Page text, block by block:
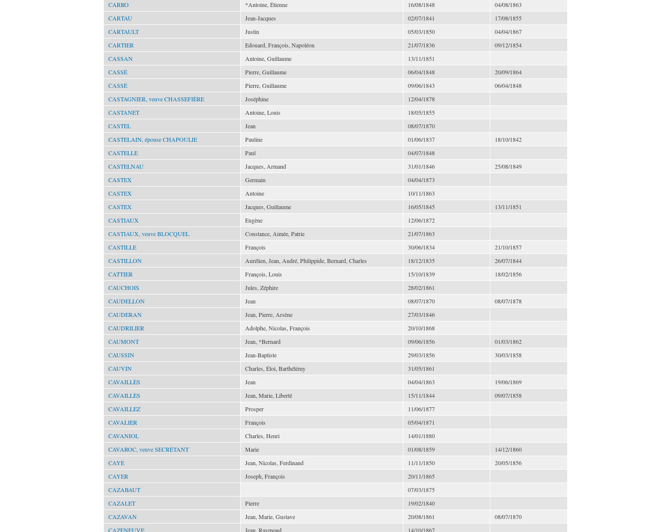
CARRO
*Antoine, Étienne 16/08/1848
04/08/1863
CARTAU
Jean-Jacques 02/07/1841
17/08/1855
CARTAULT
Justin 05/03/1850
04/04/1867
CARTIER
Edouard, François, Napoléon 21/07/1836
09/12/1854
CASSAN
Antoine, Guillaume
13/11/1851
CASSÉ
Pierre, Guillaume 06/04/1848
20/09/1864
CASSÉ
Pierre, Guillaume 09/06/1843
06/04/1848
CASTAGNIER, veuve CHASSEFIÈRE
Joséphine
12/04/1878
CASTANET
Antoine, Louis
18/05/1855
CASTEL
Jean
08/07/1870
CASTELAIN, épouse CHAPOULIE
Pauline 01/06/1837
18/10/1842
CASTELLE
Paul
04/07/1848
CASTELNAU
Jacques, Armand 31/01/1846
25/08/1849
CASTEX
Germain
04/04/1873
CASTEX
Antoine
10/11/1863
CASTEX
Jacques, Guillaume 16/05/1845
13/11/1851
CASTIAUX
Eugène
12/06/1872
CASTIAUX, veuve BLOCQUEL
Constance, Aimée, Patrie
21/07/1863
CASTILLE
François 30/06/1834
21/10/1857
CASTILLON
Aurélien, Jean, André, Philippide, Bernard, Charles 18/12/1835
26/07/1844
CATTIER
François, Louis 15/10/1839
18/02/1856
CAUCHOIS
Jules, Zéphire
28/02/1861
CAUDELLON
Jean 08/07/1870
08/07/1878
CAUDERAN
Jean, Pierre, Arsène
27/03/1846
CAUDRILIER
Adolphe, Nicolas, François
20/10/1868
CAUMONT
Jean, *Bernard 09/06/1856
01/03/1862
CAUSSIN
Jean-Baptiste 29/03/1856
30/03/1858
CAUVIN
Charles, Éloi, Barthélémy
31/05/1861
CAVAILLÈS
Jean 04/04/1863
19/06/1869
CAVAILLÈS
Jean, Marie, Liberté 15/11/1844
09/07/1858
CAVAILLEZ
Prosper
11/06/1877
CAVALIER
François
05/04/1871
CAVANIOL
Charles, Henri
14/01/1880
CAVAROC, veuve SECRÉTANT
Marie 01/08/1859
14/12/1860
CAYE
Jean, Nicolas, Ferdinand 11/11/1850
20/05/1856
CAYER
Joseph, François
20/11/1865
CAZABAUT
07/03/1875
CAZALET
Pierre
19/02/1840
CAZAVAN
Jean, Marie, Gustave 20/08/1861
08/07/1870
CAZENEUVE
Jean, Raymond 14/10/1867